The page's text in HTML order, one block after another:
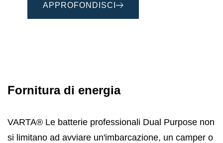
APPROFONDISCI
Fornitura di energia
VARTA® Le batterie professionali Dual Purpose non
si limitano ad avviare un'imbarcazione, un camper o